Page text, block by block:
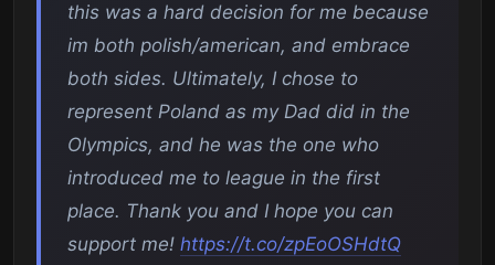
this was a hard decision for me because
im both polish/american, and embrace
both sides. Ultimately, I chose to
represent Poland as my Dad did in the
Olympics, and he was the one who
introduced me to league in the first
place. Thank you and I hope you can
support me! https://t.co/zpEoOSHdtQ